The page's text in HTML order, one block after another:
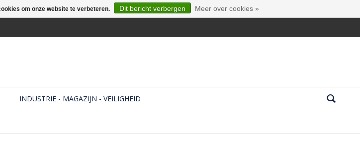
INDUSTRIE - MAGAZIJN - VEILIGHEID
om onze website te verbeteren. Dit bericht verbergen Meer over cookies »